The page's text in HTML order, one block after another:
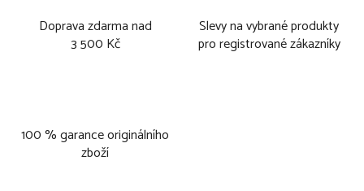
Doprava zdarma nad
3 500 Kč
Slevy na vybrané produkty
pro registrované zákazníky
100 % garance originálního
zboží